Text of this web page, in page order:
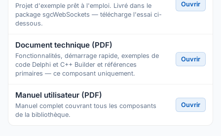
Projet d'exemple prêt à l'emploi. Livré dans le
package sgcWebSockets — télécharge l'essai ci-
dessous.
Ouvrir
Document technique (PDF)
Fonctionnalités, démarrage rapide, exemples de
code Delphi et C++ Builder et références
primaires — ce composant uniquement.
Ouvrir
Manuel utilisateur (PDF)
Manuel complet couvrant tous les composants
de la bibliothèque.
Ouvrir